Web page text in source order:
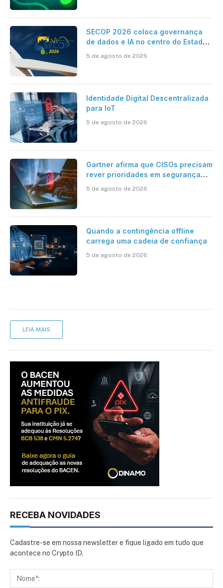
SECOP 2026 coloca governança
de dados e IA no centro do Estado
5 de agosto de 2026
Identidade Digital Descentralizada
para IoT
5 de agosto de 2026
Gartner afirma que CISOs precisam
rever prioridades em segurança
desafios impostos pela Inteligência
5 de agosto de 2026
Quando a contingência offline
carrega uma cadeia de confiança
5 de agosto de 2026
LEIA MAIS
RECEBA NOVIDADES
Cadastre-se em nossa newsletter e fique ligado em tudo que
acontece no Crypto ID.